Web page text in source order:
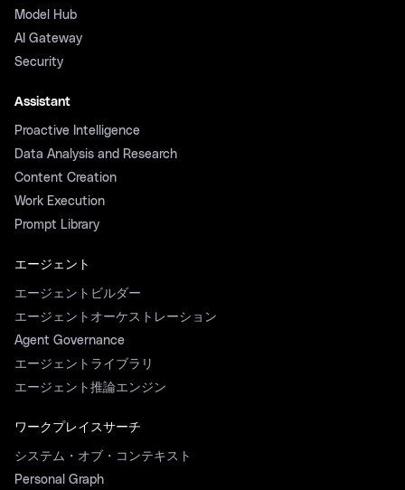
Model Hub
AI Gateway
Security
Assistant
Proactive Intelligence
Data Analysis and Research
Content Creation
Work Execution
Prompt Library
エージェント
エージェントビルダー
エージェントオーケストレーション
Agent Governance
エージェントライブラリ
エージェント推論エンジン
ワークプレイスサーチ
システム・オブ・コンテキスト
Personal Graph